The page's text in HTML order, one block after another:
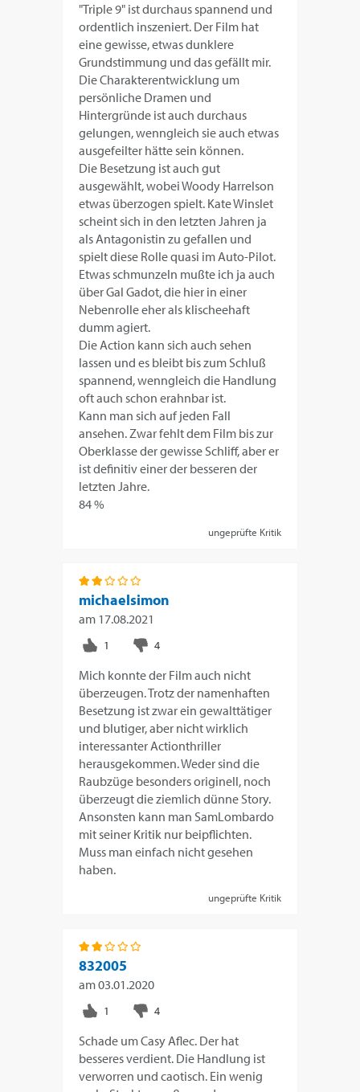
"Triple 9" ist durchaus spannend und
ordentlich inszeniert. Der Film hat
eine gewisse, etwas dunklere
Grundstimmung und das gefällt mir.
Die Charakterentwicklung um
persönliche Dramen und
Hintergründe ist auch durchaus
gelungen, wenngleich sie auch etwas
ausgefeilter hätte sein können.
Die Besetzung ist auch gut
ausgewählt, wobei Woody Harrelson
etwas überzogen spielt. Kate Winslet
scheint sich in den letzten Jahren ja
als Antagonistin zu gefallen und
spielt diese Rolle quasi im Auto-Pilot.
Etwas schmunzeln mußte ich ja auch
über Gal Gadot, die hier in einer
Nebenrolle eher als klischeehaft
dumm agiert.
Die Action kann sich auch sehen
lassen und es bleibt bis zum Schluß
spannend, wenngleich die Handlung
oft auch schon erahnbar ist.
Kann man sich auf jeden Fall
ansehen. Zwar fehlt dem Film bis zur
Oberklasse der gewisse Schliff, aber er
ist definitiv einer der besseren der
letzten Jahre.
84 %
ungeprüfte Kritik
michaelsimon
am 17.08.2021
Mich konnte der Film auch nicht
überzeugen. Trotz der namenhaften
Besetzung ist zwar ein gewalttätiger
und blutiger, aber nicht wirklich
interessanter Actionthriller
herausgekommen. Weder sind die
Raubzüge besonders originell, noch
überzeugt die ziemlich dünne Story.
Ansonsten kann man SamLombardo
mit seiner Kritik nur beipflichten.
Muss man einfach nicht gesehen
haben.
ungeprüfte Kritik
832005
am03.01.2020
Schade um Casy Aflec. Der hat
besseres verdient. Die Handlung ist
verworren und caotisch. Ein wenig